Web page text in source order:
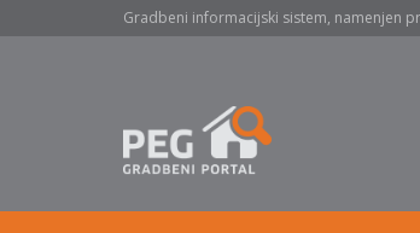
Gradbeni informacijski sistem, namenjen